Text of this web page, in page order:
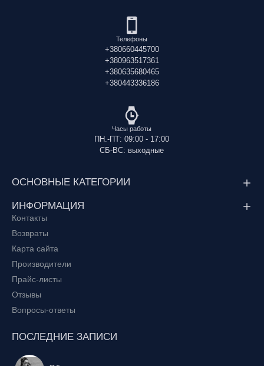
Телефоны
+380660445700
+380963517361
+380635680465
+380443336186
Часы работы
ПН.-ПТ: 09:00 - 17:00
СБ-ВС: выходные
ОСНОВНЫЕ КАТЕГОРИИ
ИНФОРМАЦИЯ
Контакты
Возвраты
Карта сайта
Производители
Прайс-листы
Отзывы
Вопросы-ответы
ПОСЛЕДНИЕ ЗАПИСИ